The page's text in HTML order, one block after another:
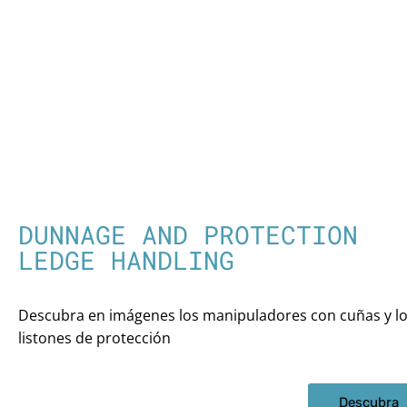
DUNNAGE AND PROTECTION
LEDGE HANDLING
Descubra en imágenes los manipuladores con cuñas y
listones de protección
Descubra